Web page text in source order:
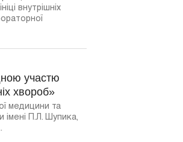
внутрішніх
участю
хвороб»
медицини та
імені П.Л. Шупика,